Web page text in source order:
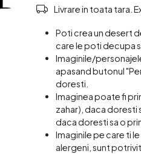
Livrare in toata tara.
Poti crea un desert
care le poti decupa
Imaginile/
apasand butonul
doresti.
Imaginea poate fi
zahar), daca doresti
daca doresti sa o
Imaginile pe care ti
alergeni, sunt